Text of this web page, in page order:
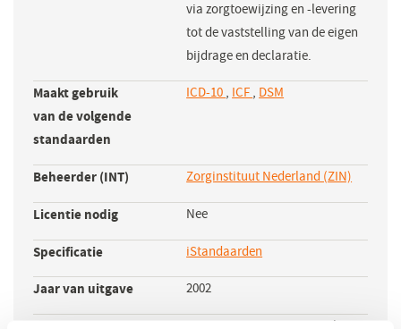
via zorgtoewijzing en -levering
tot de vaststelling van de eigen
bijdrage en declaratie.
Maakt gebruik
van de volgende
standaarden
ICD-10 , ICF , DSM
Beheerder (INT) Zorginstituut Nederland (ZIN)
in
nieuw
Licentie nodig Nee
Specificatie iStandaarden
in
Jaar van uitgave 2002